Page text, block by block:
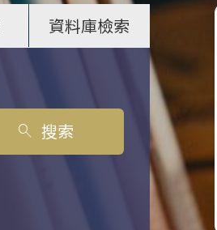
資料庫檢索
search 搜索